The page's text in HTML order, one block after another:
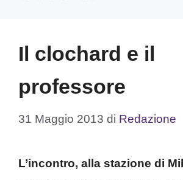
Il clochard e il
professore
31 Maggio 2013 di Redazione
L’incontro, alla stazione di